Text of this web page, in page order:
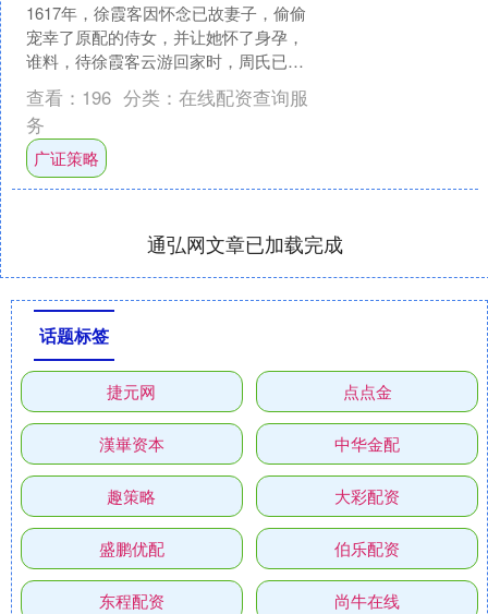
1617年，徐霞客因怀念已故妻子，偷偷
宠幸了原配的侍女，并让她怀了身孕，
谁料，待徐霞客云游回家时，周氏已经
被继妻卖了，她生下的孩子没有被认
回，谁知，就是这个孩子....
查看： 196 分类： 在线配资查询服
务
广证策略
通弘网文章已加载完成
话题标签
捷元网 点点金
漢崋资本 中华金配
趣策略 大彩配资
盛鹏优配 伯乐配资
东程配资 尚牛在线